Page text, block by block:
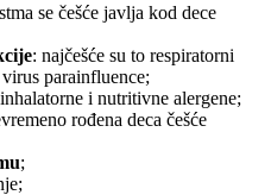
se češće javlja kod dece
: najčešće su to respiratorni
parainfluence;
i nutritivne alergene;
rođena deca češće
;